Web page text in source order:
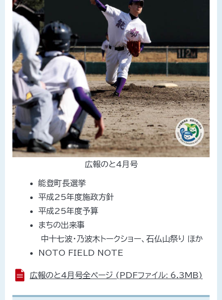
広報のと4月号
能登町長選挙
平成25年度施政方針
平成25年度予算
まちの出来事
中十七波・乃波木トークショー、石仏山祭り ほか
NOTO FIELD NOTE
広報のと4月号全ページ (PDFファイル: 6.3MB)